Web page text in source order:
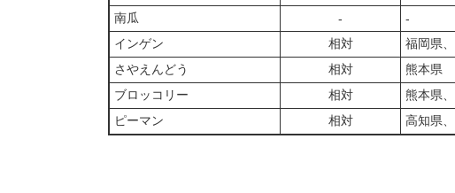
南瓜
‐ ‐
インゲン
相対 福岡県
さやえんどう
相対 熊本県
ブロッコリー
相対 熊本県
ピーマン
相対 高知県